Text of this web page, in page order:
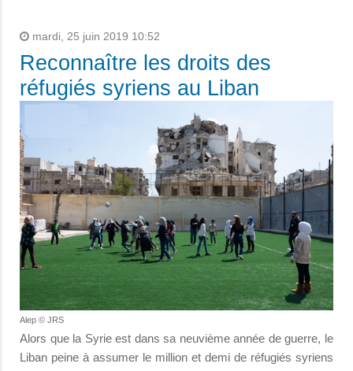
mardi, 25 juin 2019 10:52
Reconnaître les droits des
réfugiés syriens au Liban
Alep © JRS
Alors que la Syrie est dans sa neuvième année de guerre, le
Liban peine à assumer le million et demi de réfugiés syriens